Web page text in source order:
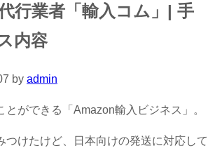
行業者「輸入コム」| 手
内容
by admin
ができる「Amazon輸入ビジネス」。
つけたけど、日本向けの発送に対応して